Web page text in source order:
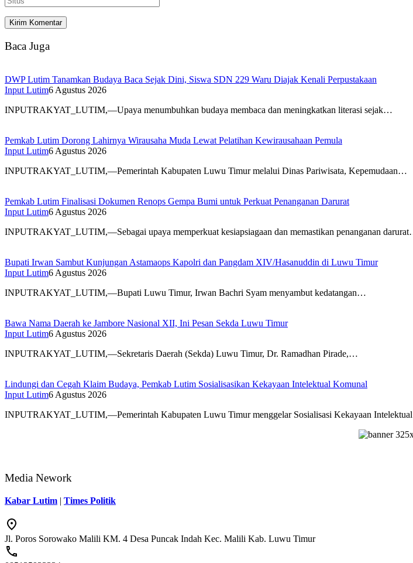
Baca Juga
DWP Lutim Tanamkan Budaya Baca Sejak Dini, Siswa SDN 229 Waru Diajak Kenali Perpustakaan
Input Lutim6 Agustus 2026
INPUTRAKYAT_LUTIM,—Upaya menumbuhkan budaya membaca dan meningkatkan literasi sejak…
Pemkab Lutim Dorong Lahirnya Wirausaha Muda Lewat Pelatihan Kewirausahaan Pemula
Input Lutim6 Agustus 2026
INPUTRAKYAT_LUTIM,—Pemerintah Kabupaten Luwu Timur melalui Dinas Pariwisata, Kepemudaan…
Pemkab Lutim Finalisasi Dokumen Renops Gempa Bumi untuk Perkuat Penanganan Darurat
Input Lutim6 Agustus 2026
INPUTRAKYAT_LUTIM,—Sebagai upaya memperkuat kesiapsiagaan dan memastikan penanganan
Bupati Irwan Sambut Kunjungan Astamaops Kapolri dan Pangdam XIV/Hasanuddin di Luwu Timur
Input Lutim6 Agustus 2026
INPUTRAKYAT_LUTIM,—Bupati Luwu Timur, Irwan Bachri Syam menyambut kedatangan…
Bawa Nama Daerah ke Jambore Nasional XII, Ini Pesan Sekda Luwu Timur
Input Lutim6 Agustus 2026
INPUTRAKYAT_LUTIM,—Sekretaris Daerah (Sekda) Luwu Timur, Dr. Ramadhan Pirade,…
Lindungi dan Cegah Klaim Budaya, Pemkab Lutim Sosialisasikan Kekayaan Intelektual Komunal
Input Lutim6 Agustus 2026
INPUTRAKYAT_LUTIM,—Pemerintah Kabupaten Luwu Timur menggelar Sosialisasi Kekayaan
Media Nework
Kabar Lutim | Times Politik
Jl. Poros Sorowako Malili KM. 4 Desa Puncak Indah Kec. Malili Kab. Luwu Timur